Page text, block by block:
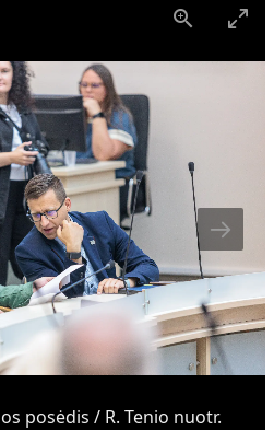
posėdis / R. Tenio nuotr.